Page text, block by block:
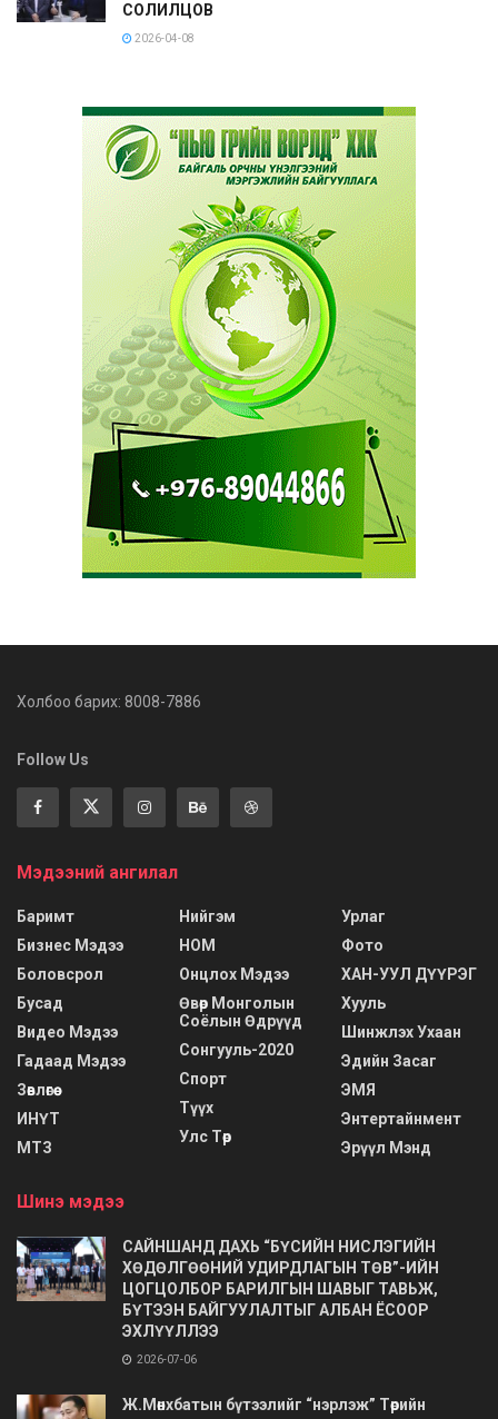
СОЛИЛЦОВ
2026-04-08
Холбоо барих: 8008-7886
Follow Us
Мэдээний ангилал
Баримт
Бизнес Мэдээ
Боловсрол
Бусад
Видео Мэдээ
Гадаад Мэдээ
Зөвлөгөө
ИНҮТ
МТЗ
Нийгэм
НОМ
Онцлох Мэдээ
Өвөр Монголын
Соёлын Өдрүүд
Сонгууль-2020
Спорт
Түүх
Улс Төр
Урлаг
Фото
ХАН-УУЛ ДҮҮРЭГ
Хууль
Шинжлэх Ухаан
Эдийн Засаг
ЭМЯ
Энтертайнмент
Эрүүл Мэнд
Шинэ мэдээ
САЙНШАНД ДАХЬ “БҮСИЙН НИСЛЭГИЙН
ХӨДӨЛГӨӨНИЙ УДИРДЛАГЫН ТӨВ”-ИЙН
ЦОГЦОЛБОР БАРИЛГЫН ШАВЫГ ТАВЬЖ,
БҮТЭЭН БАЙГУУЛАЛТЫГ АЛБАН ЁСООР
ЭХЛҮҮЛЛЭЭ
2026-07-06
Ж.Мөнхбатын бүтээлийг “нэрлэж” Төрийн